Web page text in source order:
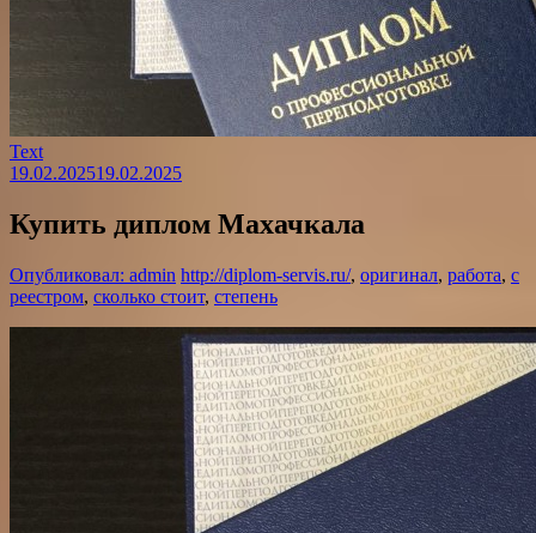
Text
19.02.202519.02.2025
Купить диплом Махачкала
Опубликовал: admin http://diplom-servis.ru/, оригинал, работа, с
реестром, сколько стоит, степень